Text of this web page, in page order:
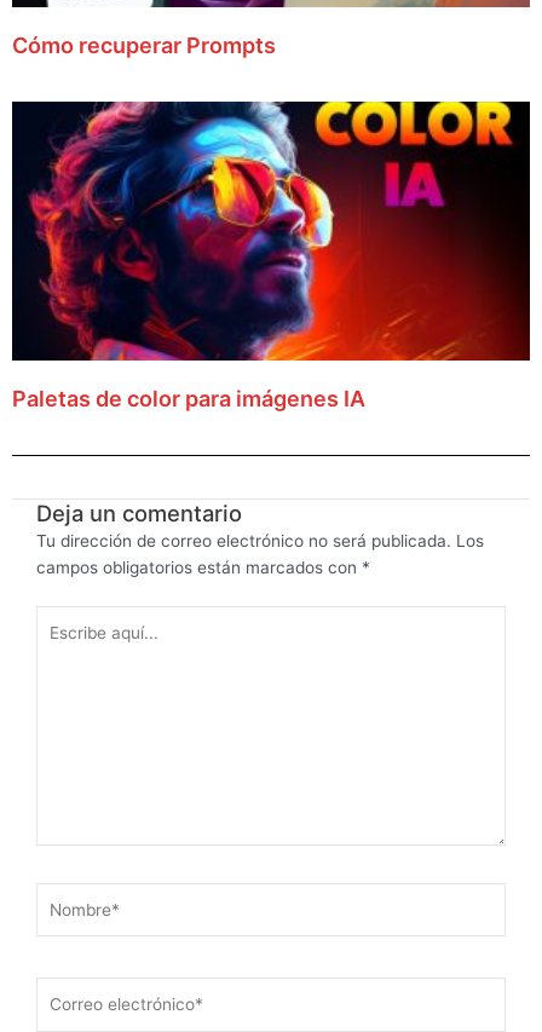
Cómo recuperar Prompts
Paletas de color para imágenes IA
Deja un comentario
Tu dirección de correo electrónico no será publicada. Los
campos obligatorios están marcados con *
aquí...
electrónico*